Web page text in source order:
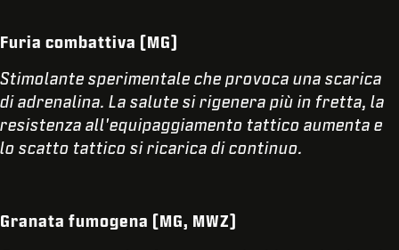
Furia combattiva (MG)
Stimolante sperimentale che provoca una scarica
di adrenalina. La salute si rigenera più in fretta, la
resistenza all'equipaggiamento tattico aumenta e
lo scatto tattico si ricarica di continuo.
Granata fumogena (MG, MWZ)